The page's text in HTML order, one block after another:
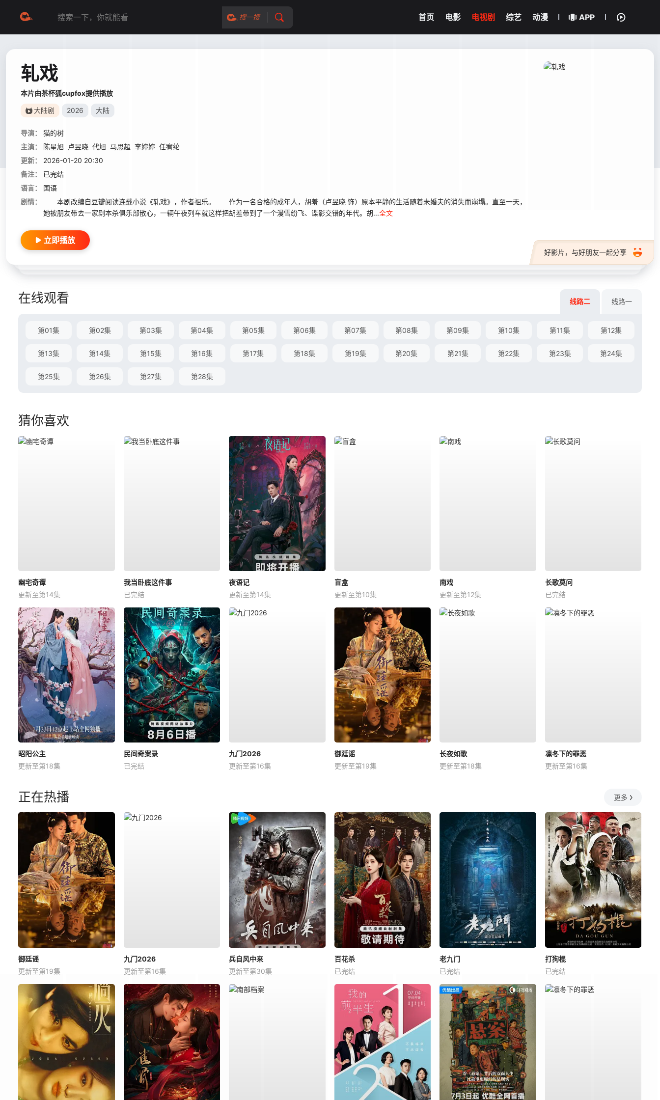
搜一搜 首页 电影 电视剧 综艺 动漫 APP
轧戏
本片由茶杯狐cupfox提供播放
大陆剧 2026 大陆
导演：
猫的树
主演：
陈星旭 卢昱晓 代旭 马思超 李婷婷 任宥纶
更新：
2026-01-20 20:30
备注：
已完结
语言：
国语
剧情：
本剧改编自豆瓣阅读连载小说《轧戏》，作者祖乐。 作为一名合格的成年人，胡羞（卢昱晓 饰）原本平静的生活随着未婚夫的消失而崩塌。直至一天，
她被朋友带去一家剧本杀俱乐部散心，一辆午夜列车就这样把胡羞带到了一个漫雪纷飞、谍影交错的年代。胡...全文
好影片，与好朋友一起分享
立即播放
在线观看 线路二 线路一
第01集 第02集 第03集 第04集 第05集 第06集 第07集 第08集 第09集 第10集 第11集 第12集
第13集 第14集 第15集 第16集 第17集 第18集 第19集 第20集 第21集 第22集 第23集 第24集
第25集 第26集 第27集 第28集
猜你喜欢
幽宅奇谭
更新至第14集
我当卧底这件事
已完结
夜语记
更新至第14集
盲盒
更新至第10集
南戏
更新至第12集
长歌莫问
已完结
昭阳公主
更新至第18集
民间奇案录
已完结
九门2026
更新至第16集
御廷谣
更新至第19集
长夜如歌
更新至第18集
凛冬下的罪恶
更新至第16集
正在热播 更多
御廷谣
更新至第19集
九门2026
更新至第16集
兵自风中来
更新至第30集
百花杀
已完结
老九门
已完结
打狗棍
已完结